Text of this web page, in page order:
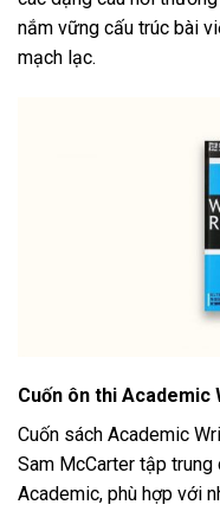
nắm vững cấu trúc bài
mạch lạc.
Cuốn ôn thi Academic
Cuốn sách Academic
Sam McCarter tập
Academic, phù hợp với